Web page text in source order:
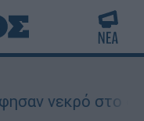
νεκρό στο σημείο